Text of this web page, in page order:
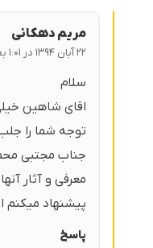
مریم دهکانی
۲۲ آبان ۱۳۹۴ در ۱:۰۱ بعد از ظهر
سلام
اقای شاهین
توجه شما را
جناب مجتبی
معرفی و آثار
پیشنهاد میکنم
پاسخ